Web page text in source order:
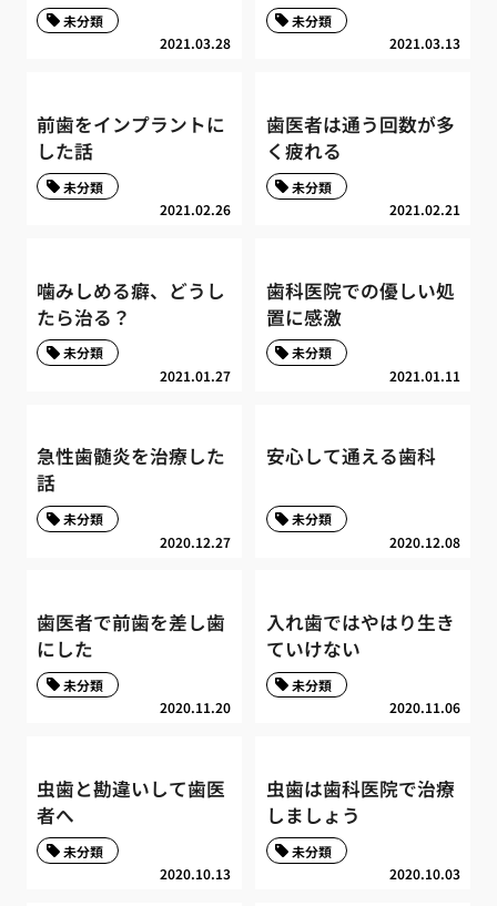
2021.03.28
未分類
2021.03.13
未分類
前歯をインプラントに
した話
2021.02.26
未分類
歯医者は通う回数が多
く疲れる
2021.02.21
未分類
噛みしめる癖、どうし
たら治る？
2021.01.27
未分類
歯科医院での優しい処
置に感激
2021.01.11
未分類
急性歯髄炎を治療した
話
2020.12.27
未分類
安心して通える歯科
2020.12.08
未分類
歯医者で前歯を差し歯
にした
2020.11.20
未分類
入れ歯ではやはり生き
ていけない
2020.11.06
未分類
虫歯と勘違いして歯医
者へ
2020.10.13
未分類
虫歯は歯科医院で治療
しましょう
2020.10.03
未分類